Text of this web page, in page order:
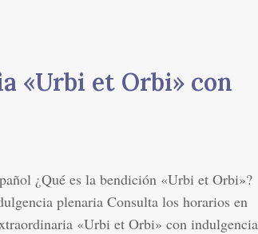
«Urbi et Orbi» con
¿Qué es la bendición «Urbi et Orbi»?
plenaria Consulta los horarios en
«Urbi et Orbi» con indulgencia